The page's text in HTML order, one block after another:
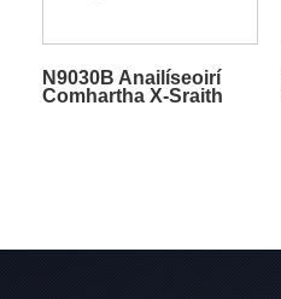
N9030B Anailíseoirí
Comhartha X-Sraith